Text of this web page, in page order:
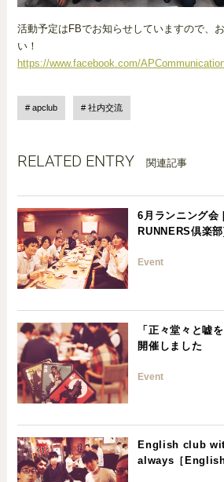
活動予定はFBでお知らせしていますので、
い！
https://www.facebook.com/
apclub 社内交流
RELATED ENTRY 関連記事
6月ランニング会
RUNNERS倶楽部]
Event
「正々堂々と嘘
開催しました
Event
English club
always［